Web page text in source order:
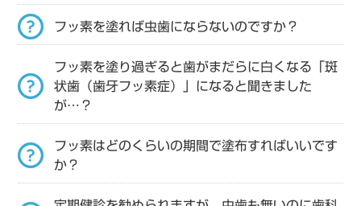
フッ素を塗れば虫歯にならないのですか？
フッ素を塗り過ぎると歯がまだらに白くなる「斑
状歯（歯牙フッ素症）」になると聞きました
が…？
フッ素はどのくらいの期間で塗布すればいいです
か？